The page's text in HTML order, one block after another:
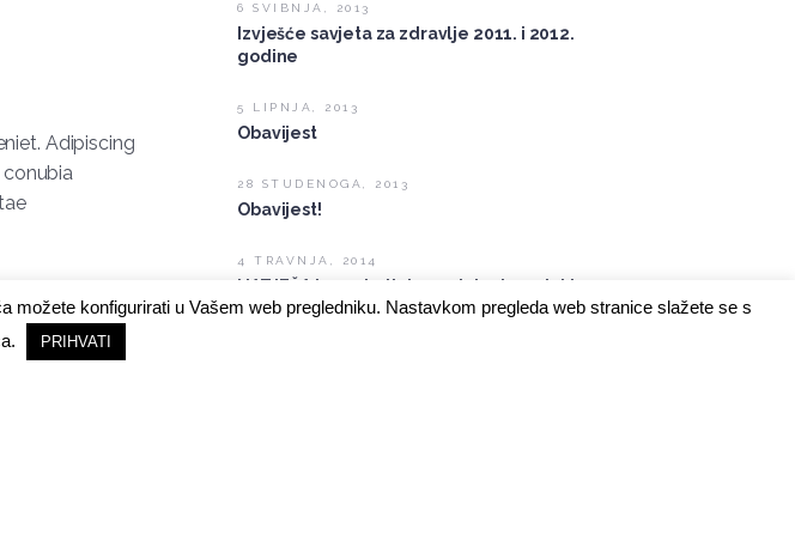
Adipiscing
6 SVIBNJA, 2013
Izvješće savjeta za zdravlje 2011. i 2012.
godine
5 LIPNJA, 2013
Obavijest
28 STUDENOGA, 2013
Obavijest!
4 TRAVNJA, 2014
NATJEČAJ za primitak u radni odnos doktor
medicine ili specijalista obiteljske
konfigurirati u Vašem web pregledniku. Nastavkom pregleda web stranice slažete se s
PRIHVATI